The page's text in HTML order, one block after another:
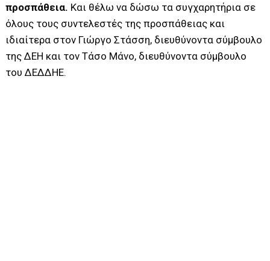
προσπάθεια. Και θέλω να δώσω τα συγχαρητήρια σε
όλους τους συντελεστές της προσπάθειας και
ιδιαίτερα στον Γιώργο Στάσση, διευθύνοντα σύμβουλο
της ΔΕΗ και τον Τάσο Μάνο, διευθύνοντα σύμβουλο
του ΔΕΔΔΗΕ.